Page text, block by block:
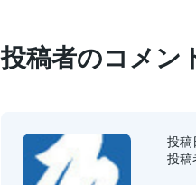
投稿者のコメン
投稿
投